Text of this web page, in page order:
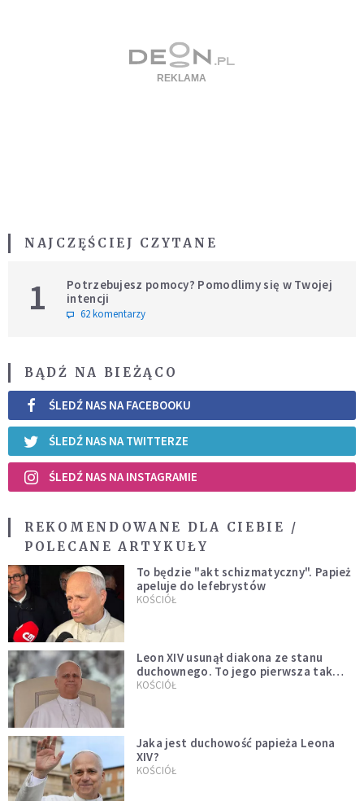
NAJCZĘŚCIEJ CZYTANE
1
Potrzebujesz pomocy? Pomodlimy się w Twojej
intencji
62 komentarzy
BĄDŹ NA BIEŻĄCO
ŚLEDŹ NAS NA FACEBOOKU
ŚLEDŹ NAS NA TWITTERZE
ŚLEDŹ NAS NA INSTAGRAMIE
REKOMENDOWANE DLA CIEBIE /
POLECANE ARTYKUŁY
To będzie "akt schizmatyczny". Papież
apeluje do lefebrystów
KOŚCIÓŁ
Leon XIV usunął diakona ze stanu
duchownego. To jego pierwsza tak
bezprecedensowa decyzja
KOŚCIÓŁ
Jaka jest duchowość papieża Leona
XIV?
KOŚCIÓŁ